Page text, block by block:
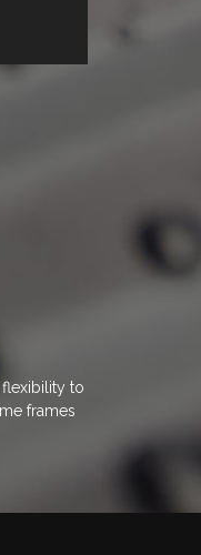
flexibility to
frames